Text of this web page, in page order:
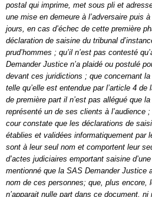
postal qui imprime, met sous pli et
une mise en demeure à l’adversaire puis
jours, en cas d’échec de cette première
déclaration de saisine du tribunal
prud’hommes ; qu’il n’est pas contesté
Demander Justice n’a plaidé ou postulé
devant ces juridictions ; que concernant
telle qu’elle est entendue par l’article 4 de
de première part il n’est pas allégué que
représenté un de ses clients à l’audience
cour constate que les déclarations de
établies et validées informatiquement par
sont à leur seul nom et comportent leur
d’actes judiciaires emportant saisine
mentionné que la SAS Demander Justice
nom de ces personnes; que, plus encore,
n’apparait nulle part dans ce document, ni